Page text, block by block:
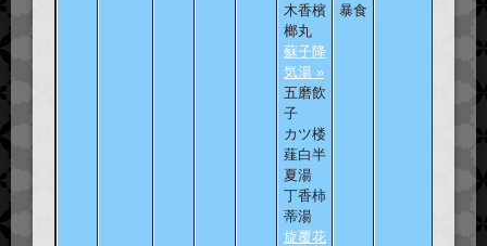
木香檳
榔丸
蘇子降
気湯 »
五磨飲
子
カツ楼
薤白半
夏湯
丁香柿
蒂湯
旋覆花
暴食